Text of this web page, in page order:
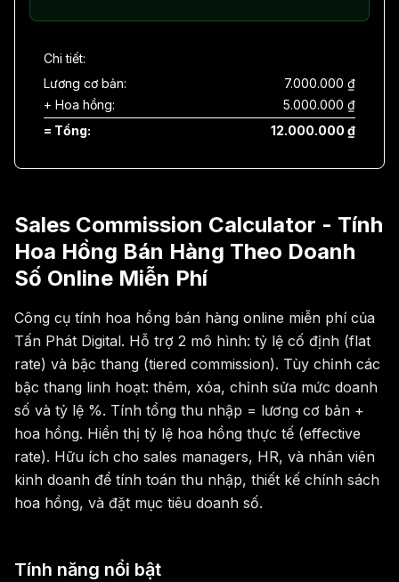
Chi tiết:
Lương cơ bản:
7.000.000 ₫
+ Hoa hồng:
5.000.000 ₫
= Tổng:
12.000.000 ₫
Sales Commission Calculator - Tính
Hoa Hồng Bán Hàng Theo Doanh
Số Online Miễn Phí
Công cụ tính hoa hồng bán hàng online miễn phí của
Tấn Phát Digital. Hỗ trợ 2 mô hình: tỷ lệ cố định (flat
rate) và bậc thang (tiered commission). Tùy chỉnh các
bậc thang linh hoạt: thêm, xóa, chỉnh sửa mức doanh
số và tỷ lệ %. Tính tổng thu nhập = lương cơ bản +
hoa hồng. Hiển thị tỷ lệ hoa hồng thực tế (effective
rate). Hữu ích cho sales managers, HR, và nhân viên
kinh doanh để tính toán thu nhập, thiết kế chính sách
hoa hồng, và đặt mục tiêu doanh số.
Tính năng nổi bật